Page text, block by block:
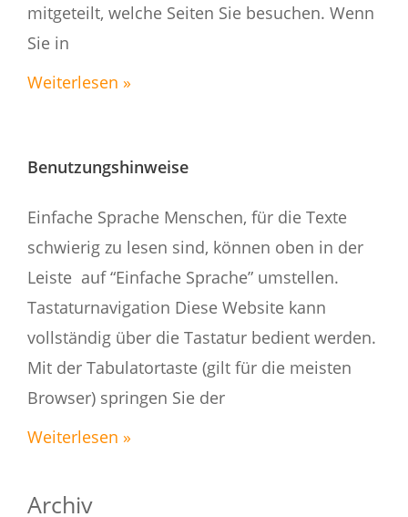
mitgeteilt, welche Seiten Sie besuchen. Wenn
Sie in
Weiterlesen »
Benutzungshinweise
Einfache Sprache Menschen, für die Texte
schwierig zu lesen sind, können oben in der
Leiste auf “Einfache Sprache” umstellen.
Tastaturnavigation Diese Website kann
vollständig über die Tastatur bedient werden.
Mit der Tabulatortaste (gilt für die meisten
Browser) springen Sie der
Weiterlesen »
Archiv